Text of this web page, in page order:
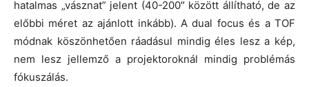
hatalmas „vásznat” jelent (40-200″ között állítható, de az
előbbi méret az ajánlott inkább). A dual focus és a TOF
módnak köszönhetően ráadásul mindig éles lesz a kép,
nem lesz jellemző a projektoroknál mindig problémás
fókuszálás.